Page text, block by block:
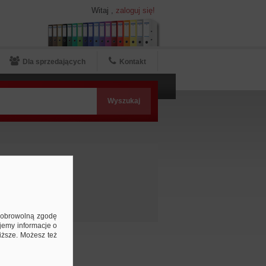
Dla sprzedających Kontakt
Witaj , zaloguj się!
zgodę
informacje o
Możesz też